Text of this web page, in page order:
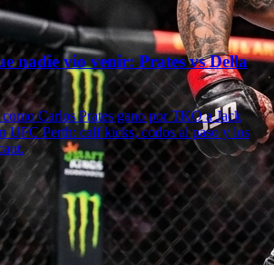
nadie vio venir: Prates vs Della
Carlos Prates gano por TKO a Jack
UFC Perth: calf kicks, codos al paso y los